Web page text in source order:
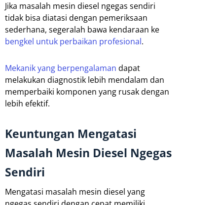
Jika masalah mesin diesel ngegas sendiri
tidak bisa diatasi dengan pemeriksaan
sederhana, segeralah bawa kendaraan ke
bengkel untuk perbaikan profesional.
Mekanik yang berpengalaman dapat
melakukan diagnostik lebih mendalam dan
memperbaiki komponen yang rusak dengan
lebih efektif.
Keuntungan Mengatasi
Masalah Mesin Diesel Ngegas
Sendiri
Mengatasi masalah mesin diesel yang